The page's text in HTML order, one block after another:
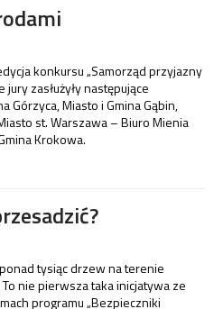
konkursu „Samorząd przyjazny
zasłużyły następujące
Górzyca, Miasto i Gmina Gąbin,
st. Warszawa – Biuro Mienia
Krokowa.
tysiąc drzew na terenie
nie pierwsza taka inicjatywa ze
programu „Bezpieczniki